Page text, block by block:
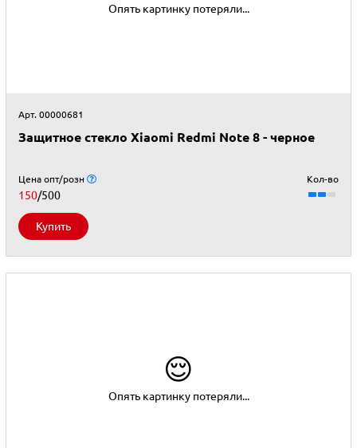
Опять картинку потеряли...
Арт. 00000681
Защитное стекло Xiaomi Redmi Note 8 - черное
Цена опт/розн
150/500
Кол-во
Купить
😌
Опять картинку потеряли...